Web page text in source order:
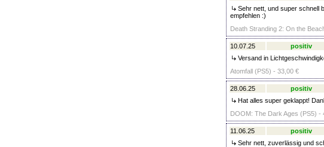
Sehr nett, und super schnell
empfehlen :)
Death Stranding 2: On the
10.07.25 positiv
Versand in
Atomfall (PS5) - 33,00 €
28.06.25 positiv
Hat alles super geklappt!
DOOM: The Dark Ages (PS5) -
11.06.25 positiv
Sehr nett, zuverlässig und